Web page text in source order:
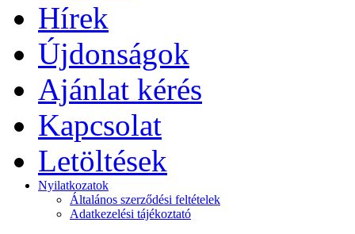
Hírek
Újdonságok
Ajánlat kérés
Kapcsolat
Letöltések
Nyilatkozatok
Általános szerződési feltételek
Adatkezelési tájékoztató